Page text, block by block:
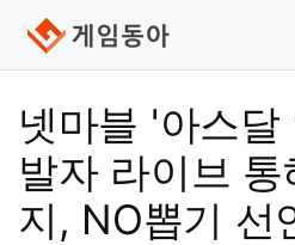
넷마블 '아스달
발자 라이브 통
지, NO뽑기 선